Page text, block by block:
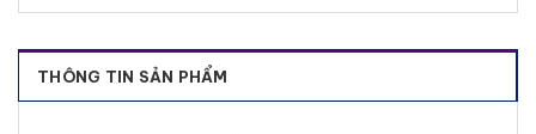
THÔNG TIN SẢN PHẨM